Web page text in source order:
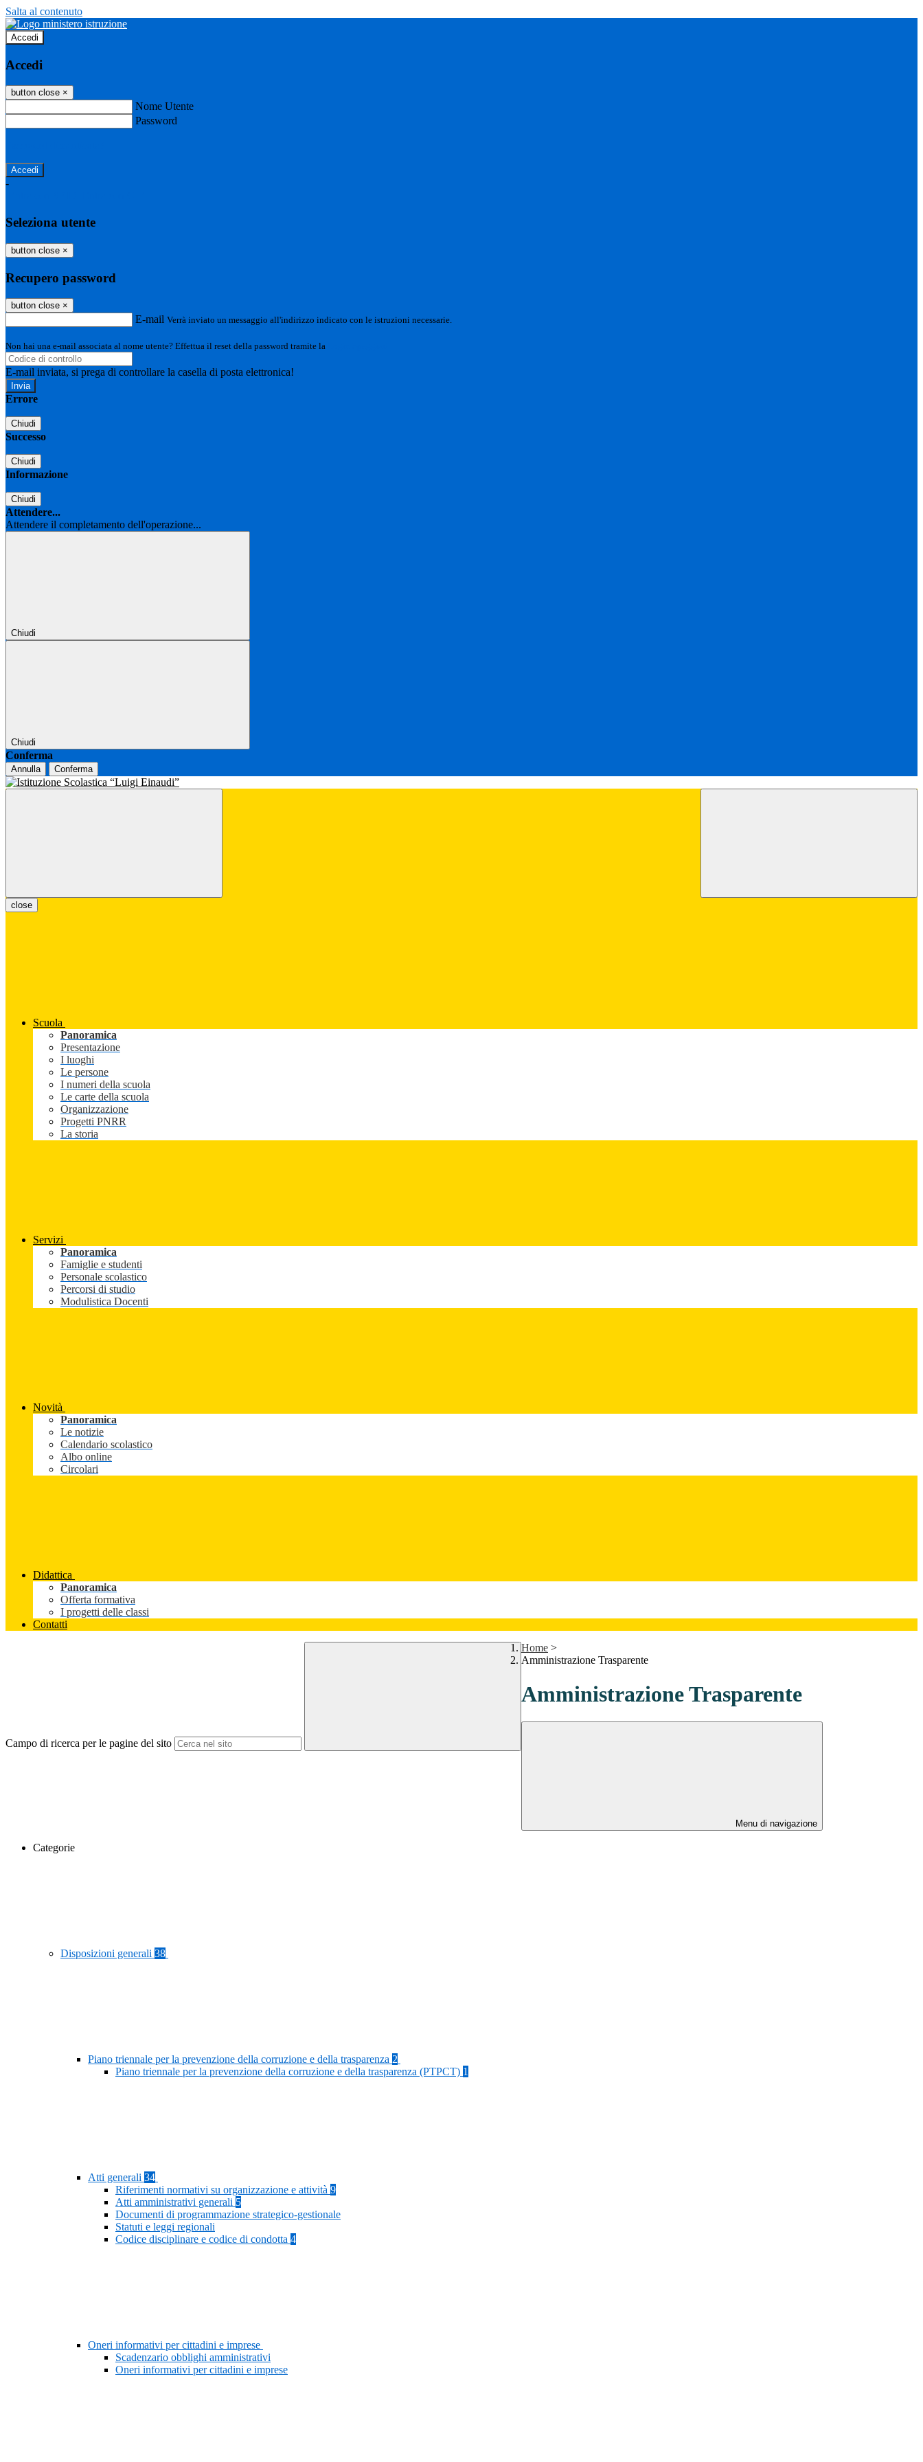
Salta al contenuto
Accedi
Accedi
button close ×
Nome Utente
Password
-
Seleziona utente
button close ×
Recupero password
button close ×
E-mail Verrà inviato un messaggio all'indirizzo indicato con le istruzioni necessarie.
Non hai una e-mail associata al nome utente? Effettua il reset della password tramite la
E-mail inviata, si prega di controllare la casella di posta elettronica!
Errore
Chiudi
Successo
Chiudi
Informazione
Chiudi
Attendere...
Attendere il completamento dell'operazione...
Chiudi
Chiudi
Conferma
Annulla Conferma
close
Scuola
Panoramica
Presentazione
I luoghi
Le persone
I numeri della scuola
Le carte della scuola
Organizzazione
Progetti PNRR
La storia
Servizi
Panoramica
Famiglie e studenti
Personale scolastico
Percorsi di studio
Modulistica Docenti
Novità
Panoramica
Le notizie
Calendario scolastico
Albo online
Circolari
Didattica
Panoramica
Offerta formativa
I progetti delle classi
Contatti
Campo di ricerca per le pagine del sito
Home >
Amministrazione Trasparente
Amministrazione Trasparente
Menu di navigazione
Categorie
Disposizioni generali 38
Piano triennale per la prevenzione della corruzione e della trasparenza 2
Piano triennale per la prevenzione della corruzione e della trasparenza (PTPCT) 1
Atti generali 34
Riferimenti normativi su organizzazione e attività 9
Atti amministrativi generali 5
Documenti di programmazione strategico-gestionale
Statuti e leggi regionali
Codice disciplinare e codice di condotta 4
Oneri informativi per cittadini e imprese
Scadenzario obblighi amministrativi
Oneri informativi per cittadini e imprese